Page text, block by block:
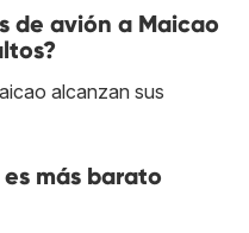
de avión a Maicao
alcanzan sus
más barato